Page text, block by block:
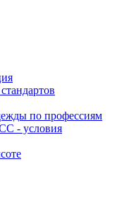
по профессиям
- условия